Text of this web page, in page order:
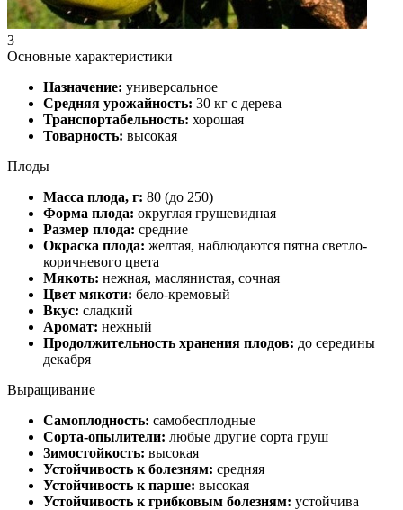
3
Основные характеристики
Назначение: универсальное
Средняя урожайность: 30 кг с дерева
Транспортабельность: хорошая
Товарность: высокая
Плоды
Масса плода, г: 80 (до 250)
Форма плода: округлая грушевидная
Размер плода: средние
Окраска плода: желтая, наблюдаются пятна светло-
коричневого цвета
Мякоть: нежная, маслянистая, сочная
Цвет мякоти: бело-кремовый
Вкус: сладкий
Аромат: нежный
Продолжительность хранения плодов: до середины
декабря
Выращивание
Самоплодность: самобесплодные
Сорта-опылители: любые другие сорта груш
Зимостойкость: высокая
Устойчивость к болезням: средняя
Устойчивость к парше: высокая
Устойчивость к грибковым болезням: устойчива